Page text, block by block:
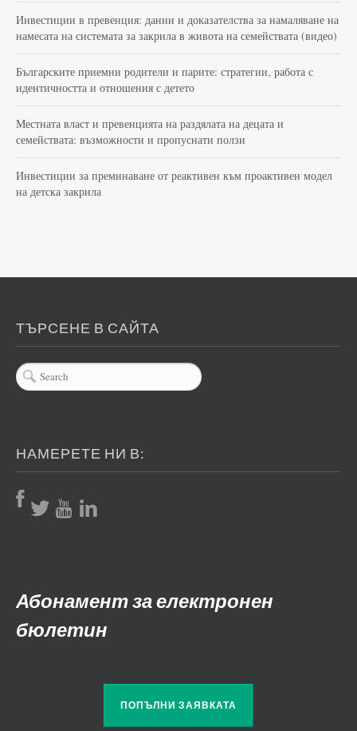
Инвестиции в превенция: данни и доказателства за намаляване на
намесата на системата за закрила в живота на семействата (видео)
Българските приемни родители и парите: стратегии, работа с
идентичността и отношения с детето
Местната власт и превенцията на раздялата на децата и
семействата: възможности и пропуснати ползи
Инвестиции за преминаване от реактивен към проактивен модел
на детска закрила
ТЪРСЕНЕ В САЙТА
НАМЕРЕТЕ НИ В:
Абонамент за електронен
бюлетин
ПОПЪЛНИ ЗАЯВКАТА